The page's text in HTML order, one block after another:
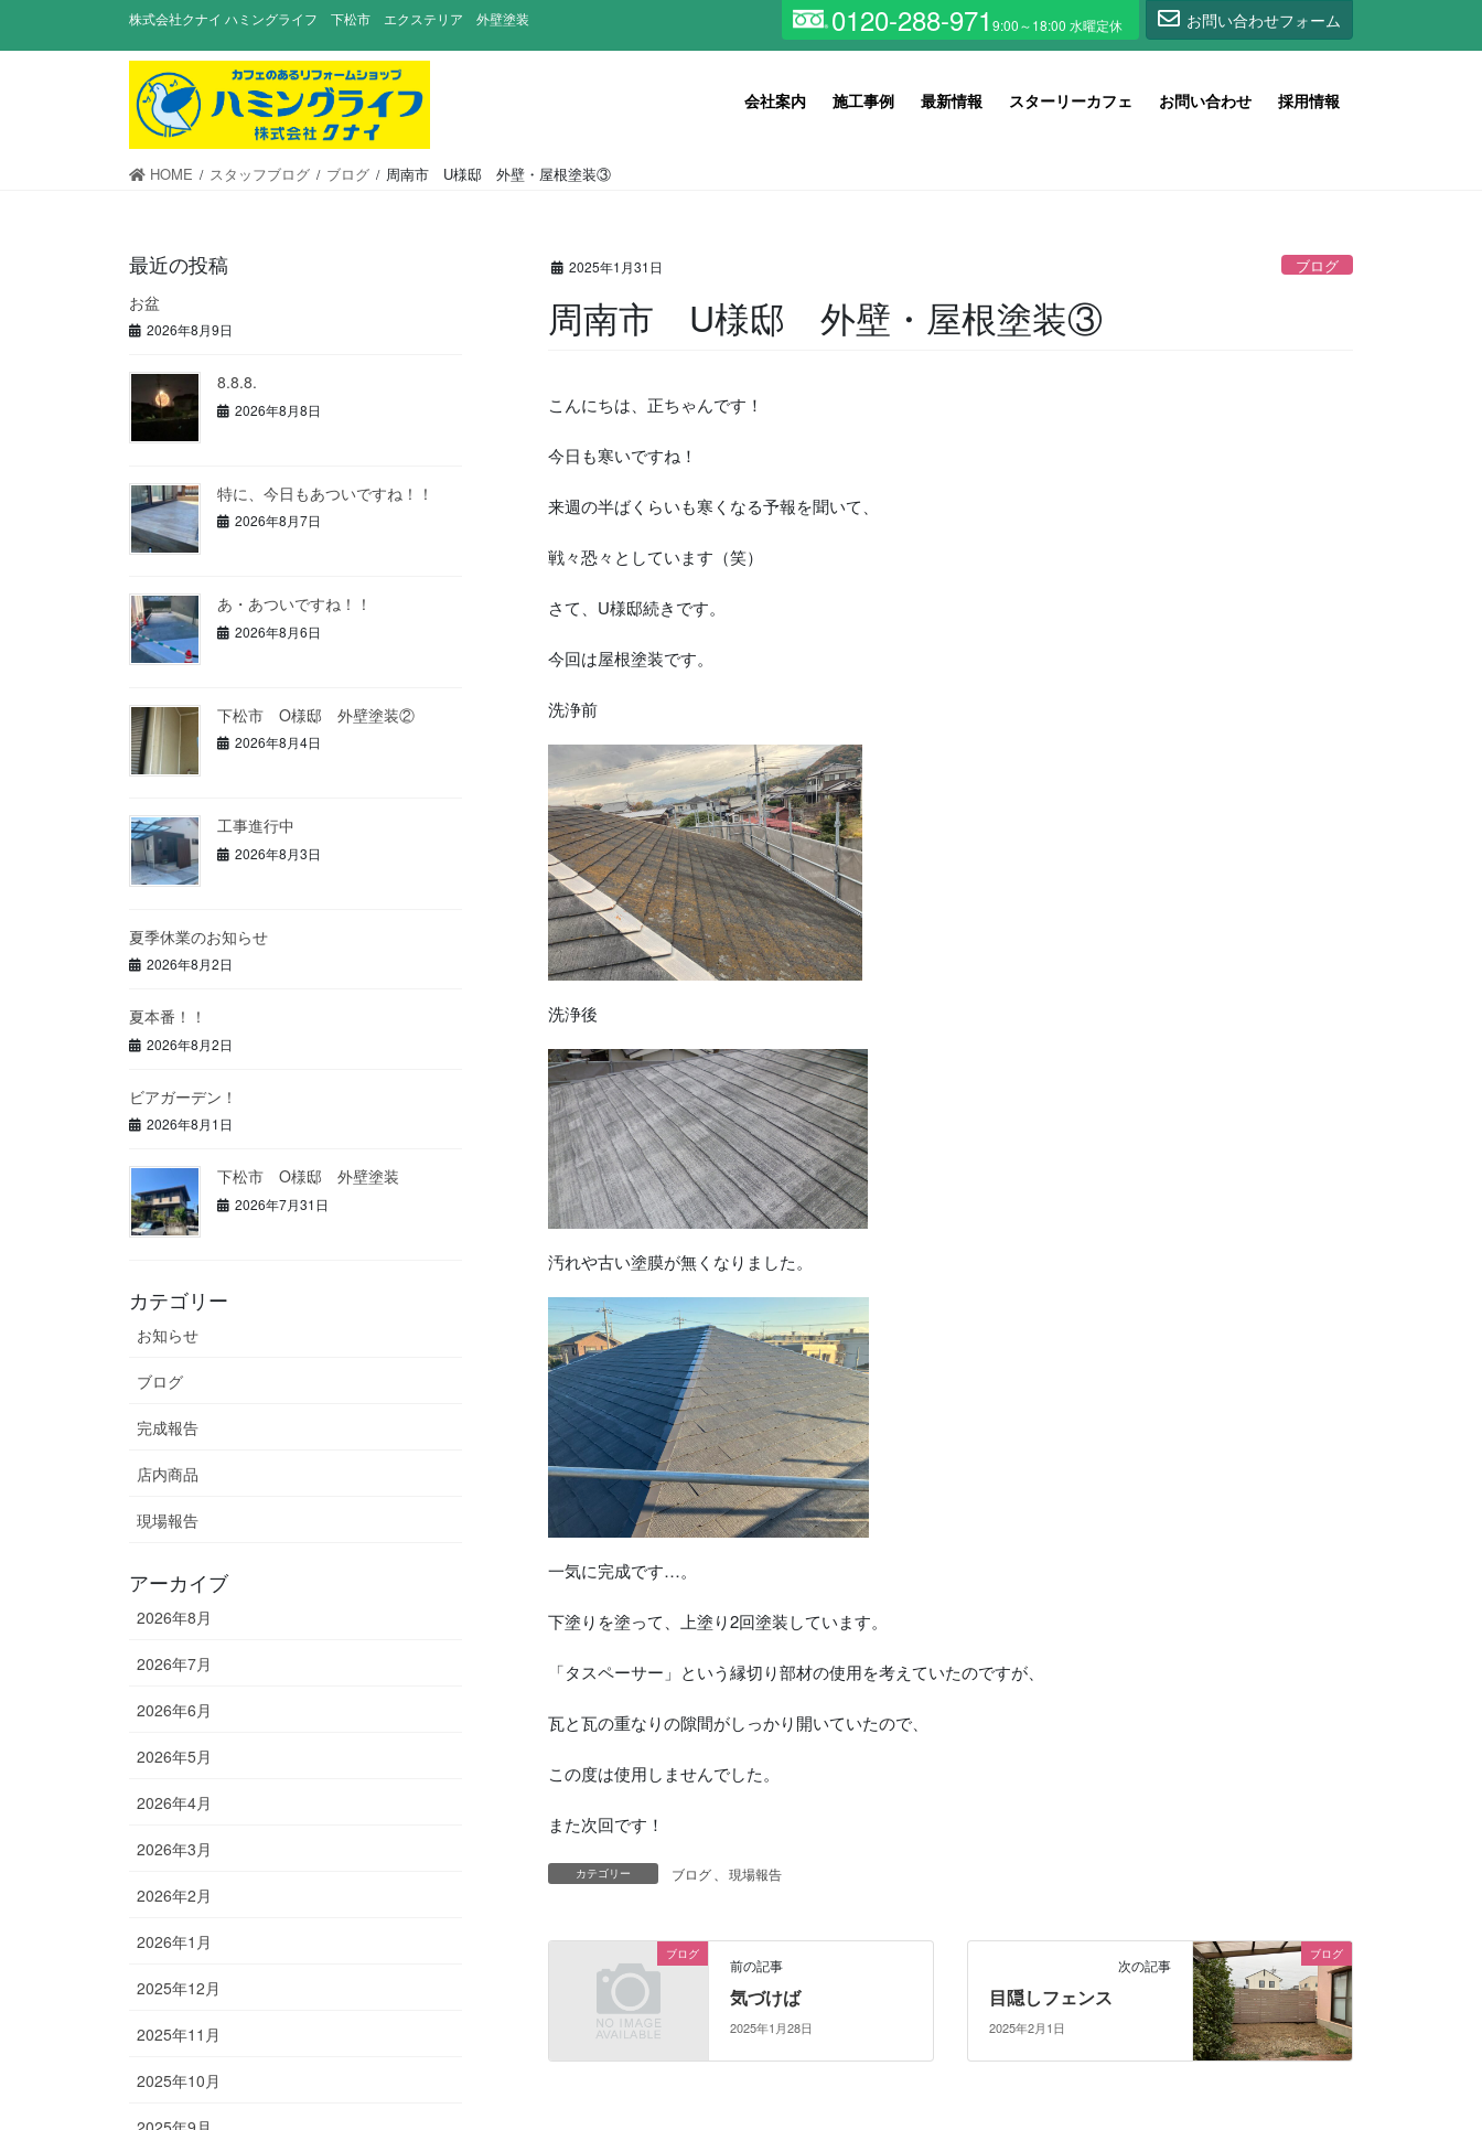
株式会社クナイ ハミングライフ 下松市 エクステリア 外壁塗装 0120-288-971 お問い合わせフォーム
会社案内 施工事例 最新情報 スターリーカフェ お問い合わせ 採用情報
HOME スタッフブログ ブログ 周南市 U様邸 外壁・屋根塗装③
2025年1月31日 ブログ
周南市 U様邸 外壁・屋根塗装③
こんにちは、正ちゃんです！
今日も寒いですね！
来週の半ばくらいも寒くなる予報を聞いて、
戦々恐々としています（笑）
さて、U様邸続きです。
今回は屋根塗装です。
洗浄前
洗浄後
汚れや古い塗膜が無くなりました。
一気に完成です…。
下塗りを塗って、上塗り2回塗装しています。
「タスペーサー」という縁切り部材の使用を考えていたのですが、
瓦と瓦の重なりの隙間がしっかり開いていたので、
この度は使用しませんでした。
また次回です！
カテゴリー ブログ 現場報告
ブログ
前の記事
気づけば
2025年1月28日
ブログ
次の記事
目隠しフェンス
2025年2月1日
最近の投稿
お盆
2026年8月9日
8.8.8.
2026年8月8日
特に、今日もあついですね！！
2026年8月7日
あ・あついですね！！
2026年8月6日
下松市 O様邸 外壁塗装②
2026年8月4日
工事進行中
2026年8月3日
夏季休業のお知らせ
2026年8月2日
夏本番！！
2026年8月2日
ビアガーデン！
2026年8月1日
下松市 O様邸 外壁塗装
2026年7月31日
カテゴリー
お知らせ
ブログ
完成報告
店内商品
現場報告
アーカイブ
2026年8月
2026年7月
2026年6月
2026年5月
2026年4月
2026年3月
2026年2月
2026年1月
2025年12月
2025年11月
2025年10月